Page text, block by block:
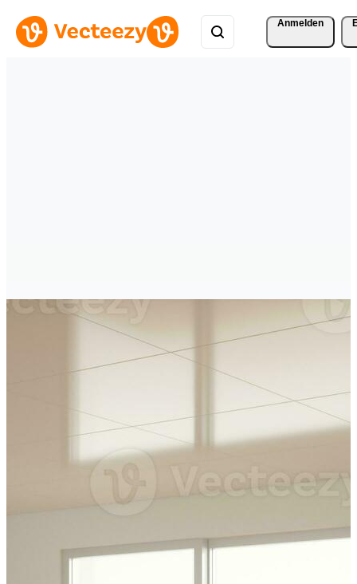
Anmelden